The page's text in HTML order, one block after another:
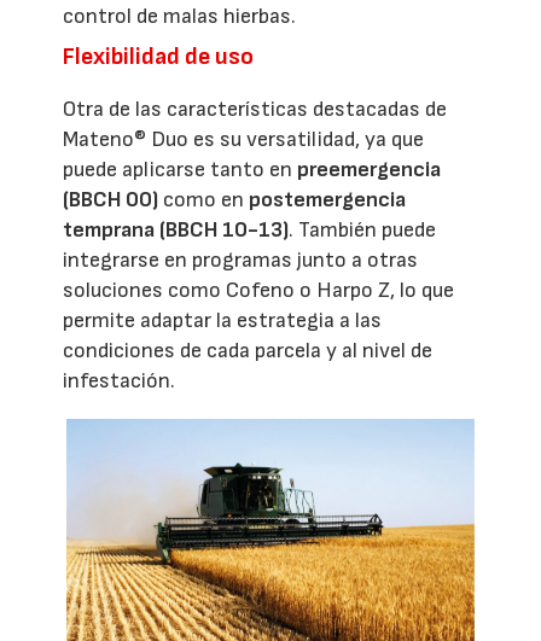
control de malas hierbas.
Flexibilidad de uso
Otra de las características destacadas de
Mateno® Duo es su versatilidad, ya que
puede aplicarse tanto en preemergencia
(BBCH 00) como en postemergencia
temprana (BBCH 10-13). También puede
integrarse en programas junto a otras
soluciones como Cofeno o Harpo Z, lo que
permite adaptar la estrategia a las
condiciones de cada parcela y al nivel de
infestación.